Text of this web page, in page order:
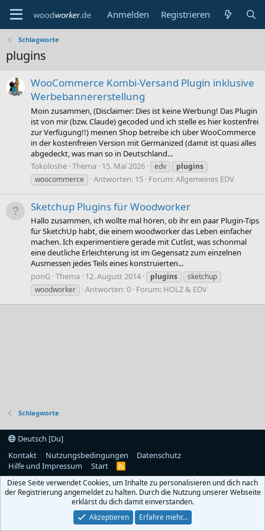
Anmelden Registrieren
Schlagworte
plugins
WooCommerce Kombi-Versand Plugin inklusive
Werbebannererstellung
Moin zusammen, (Disclaimer: Dies ist keine Werbung! Das Plugin
ist von mir (bzw. Claude) gecoded und ich stelle es hier kostenfrei
zur Verfügung!!) meinen Shop betreibe ich über WooCommerce
in der kostenfreien Version mit Germanized (damit ist quasi alles
abgedeckt, was man so in Deutschland...
Tokoloshe Thema 15. Mai 2026 edv
plugins
woocommerce
Antworten: 15 Forum:Allgemeines EDV
Sketchup Plugins für Woodworker
Hallo zusammen, ich wollte mal hören, ob ihr ein paar Plugin-Tips
für SketchUp habt, die einem woodworker das Leben einfacher
machen. Ich experimentiere gerade mit Cutlist, was schonmal
eine deutliche Erleichterung ist im Gegensatz zum einzelnen
Ausmessen jedes Teils eines konstruierten...
ponG Thema 12. August 2014 plugins
sketchup
woodworker
Antworten: 0 Forum: HOLZ & EDV
Schlagworte
Deutsch [Du]
Kontakt
Nutzungsbedingungen
Datenschutz
Hilfe und Impressum
Start
R
S
Diese Seite verwendet Cookies, um Inhalte zu personalisieren und dich nach
der Registrierung angemeldet zu halten. Durch die Nutzung unserer Webseite
erklärst du dich damit einverstanden.
Akzeptieren
Erfahre mehr…